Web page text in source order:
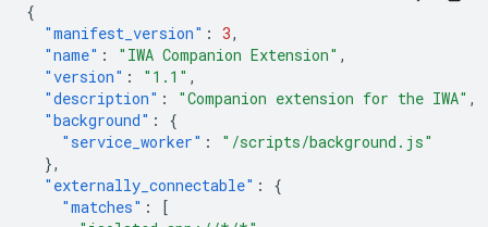
{
"manifest_version" : 3,
"name" : "IWA Companion Extension" ,
"version" : "1.1" ,
"description" : "Companion extension for the IWA" ,
"background" :
{
"service_worker" :
"/scripts/background.js"
},
"externally_connectable" :
{
"matches" :
[